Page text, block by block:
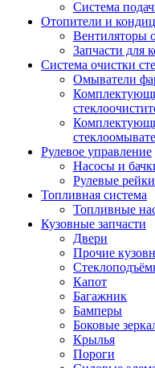
Система
Отопители и
Вентиляторы
Запчасти для
Система очистки
Омыватели
Рулевое управление
Насосы и
Рулевые
Топливная система
Топливные
Кузовные запчасти
Двери
Прочие
Капот
Багажник
Бамперы
Боковые
Крылья
Пороги